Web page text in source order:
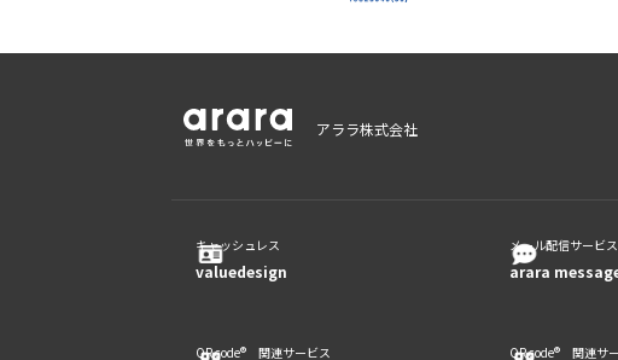
アララ株式会社
キャッシュレス
valuedesign
メール配信サービス
arara
QR code® 関連サービス QR code® 関連サ